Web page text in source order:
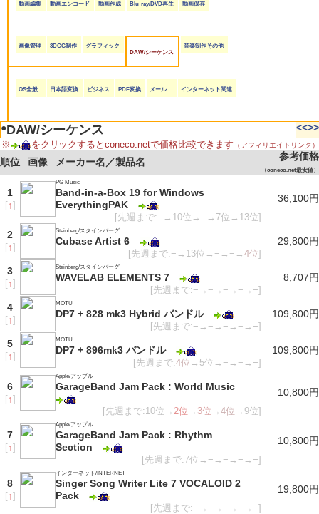
動画編集 動画エンコード 動画作成 Blu-ray/DVD再生 動画保存
画像管理 3DCG制作
グラフィック
DAW/シーケンス
音楽制作その他
OS全般 日本語変換 ビジネス PDF変換 メール インターネット関連
●DAW/シーケンス <<>>
※ をクリックするとconeco.netで価格比較できます （アフィリエイトリンク）
順位 画像 メーカー名／製品名 参考価格
（coneco.net最安値）
1
[↑]
PG Music
Band-in-a-Box 19 for Windows
EverythingPAK
[先週まで:−→10位→−→7位→13位]
36,100円
2
[↑]
Steinberg/スタインバーグ
Cubase Artist 6
[先週まで:−→13位→−→−→4位]
29,800円
3
[↑]
Steinberg/スタインバーグ
WAVELAB ELEMENTS 7
[先週まで:−→−→−→−→−]
8,707円
4
[↑]
MOTU
DP7 + 828 mk3 Hybrid バンドル
[先週まで:−→−→−→−→−]
109,800円
5
[↑]
MOTU
DP7 + 896mk3 バンドル
[先週まで:4位 →5位→−→−→−]
109,800円
6
[↑]
Apple/アップル
GarageBand Jam Pack : World Music
[先週まで:10位→2位 → 3位 →4位 →9位]
10,800円
7
[↑]
Apple/アップル
GarageBand Jam Pack : Rhythm
Section
[先週まで:7位→−→−→−→−]
10,800円
8
[↑]
インターネット/INTERNET
Singer Song Writer Lite 7 VOCALOID 2
Pack
[先週まで:−→−→−→−→−]
19,800円